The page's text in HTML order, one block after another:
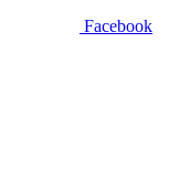
Facebook